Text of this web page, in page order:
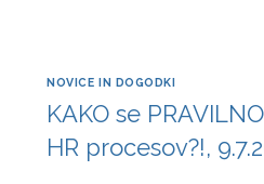
NOVICE IN DOGODKI
KAKO se
HR procesov?!,